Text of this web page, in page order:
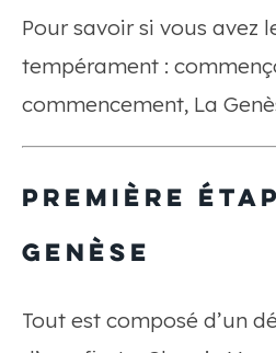
Pour savoir si vous avez
tempérament :
commencement, La
PREMIÈRE
GENÈSE
Tout est composé d’un